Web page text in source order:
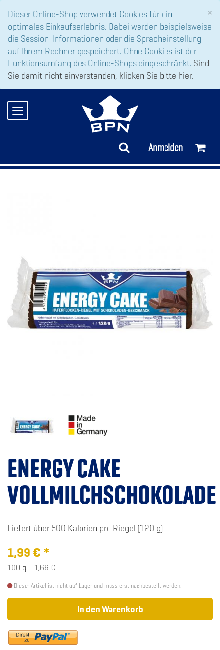
×
Dieser Online-Shop verwendet Cookies für ein
optimales Einkaufserlebnis. Dabei werden beispielsweise
die Session-Informationen oder die Spracheinstellung
auf Ihrem Rechner gespeichert. Ohne Cookies ist der
Funktionsumfang des Online-Shops eingeschränkt. Sind
Sie damit nicht einverstanden, klicken Sie bitte hier.
Toggle
Anmelden
ENERGY CAKE
VOLLMILCHSCHOKOLADE
Liefert über 500 Kalorien pro Riegel (120 g)
1,99 € *
100 g = 1,66 €
Dieser Artikel ist nicht auf Lager und muss erst nachbestellt werden.
In den Warenkorb